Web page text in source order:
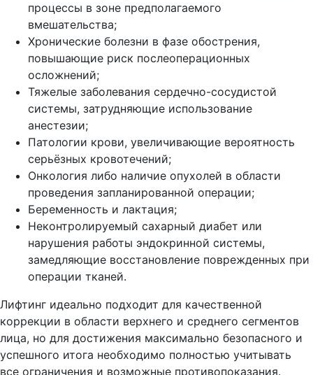
процессы в зоне предполагаемого
вмешательства;
Хронические болезни в фазе обострения,
повышающие риск послеоперационных
осложнений;
Тяжелые заболевания сердечно-сосудистой
системы, затрудняющие использование
анестезии;
Патологии крови, увеличивающие вероятность
серьёзных кровотечений;
Онкология либо наличие опухолей в области
проведения запланированной операции;
Беременность и лактация;
Неконтролируемый сахарный диабет или
нарушения работы эндокринной системы,
замедляющие восстановление поврежденных при
операции тканей.
Лифтинг идеально подходит для качественной
коррекции в области верхнего и среднего сегментов
лица, но для достижения максимально безопасного и
успешного итога необходимо полностью учитывать
все ограничения и возможные противопоказания.